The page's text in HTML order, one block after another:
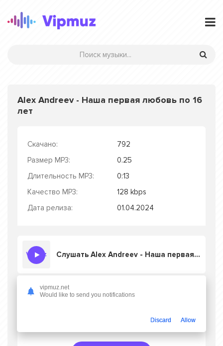
Alex Andreev - Наша первая любовь по 16
лет
Скачано:
792
Размер MP3:
0.25
Длительность MP3:
0:13
Качество MP3:
128 kbps
Дата релиза:
01.04.2024
Слушать Alex Andreev - Наша первая любовь по 16 лет
Скачать песню Alex Andreev - Наша
слушать онлайн бесплатно
vipmuz.net
Would like to send you notifications
Discard Allow